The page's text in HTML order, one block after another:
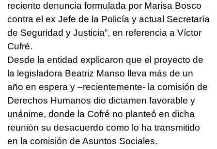
reciente denuncia formulada por Marisa Bosco
contra el ex Jefe de la Policía y actual Secretaría
de Seguridad y Justicia”, en referencia a Víctor
Cufré.
Desde la entidad explicaron que el proyecto de
la legisladora Beatriz Manso lleva más de un
año en espera y –recientemente- la comisión de
Derechos Humanos dio dictamen favorable y
unánime, donde la Cofré no planteó en dicha
reunión su desacuerdo como lo ha transmitido
en la comisión de Asuntos Sociales.